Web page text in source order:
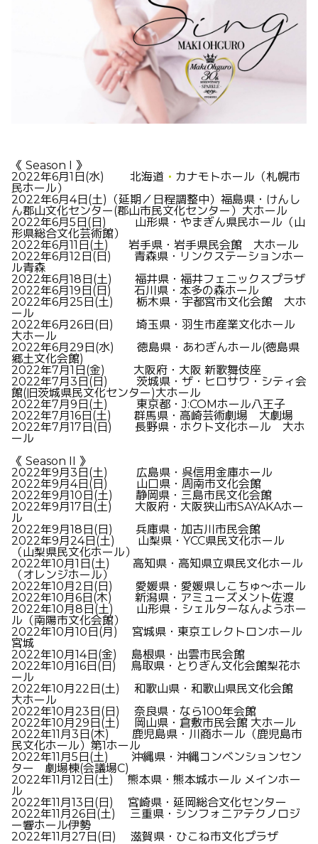
《 Season I 》
2022年6月1 日(水) 北海道 ・ カナモトホール（札幌市
民ホール）
2022年6月4日(土) （延期／日程調整中）福島県・けんし
ん郡山文化センター(郡山市民文化センター）大ホール
2022年6月5日(日)
山形県・やまぎん県民ホール（山
形県総合文化芸術館）
2022年6月11 日(土)
岩手県・岩手県民会館 大ホール
2022年6月12日(日)
青森県・リンクステーションホー
ル青森
2022年6月18日(土)
福井県・福井フェニックスプラザ
2022年6月19日(日)
石川県・本多の森ホール
2022年6月25日(土)
栃木県・宇都宮市文化会館 大ホ
ール
2022年6月26日(日)
埼玉県・羽生市産業文化ホール
大ホール
2022年6月29日(水) 徳島県・あわぎんホール(徳島県
郷土文化会館)
2022年7月1 日(金)
大阪府・大阪 新歌舞伎座
2022年7月3日(日)
茨城県・ザ・ヒロサワ・シティ会
館(旧茨城県民文化センター)大ホール
2022年7月9日(土) 東京都・J:COMホール八王子
2022年7月16日(土)
群馬県・高崎芸術劇場 大劇場
2022年7月17日(日)
長野県・ホクト文化ホール 大ホ
ール
《 Season II 》
2022年9月3日(土)
広島県・呉信用金庫ホール
2022年9月4日(日)
山口県・周南市文化会館
2022年9月10日(土)
静岡県・三島市民文化会館
2022年9月17日(土) 大阪府・大阪狭山市SAYAKAホー
ル
2022年9月18日(日)
兵庫県・加古川市民会館
2022年9月24日(土) 山梨県・ YCC県民文化ホール
（山梨県民文化ホール）
2022年10月1 日(土)
高知県・高知県立県民文化ホール
（オレンジホール）
2022年10月2日(日)
愛媛県・愛媛県しこちゅ～ホール
2022年10月6日(木)
新潟県・アミューズメント佐渡
2022年10月8日(土)
山形県・シェルターなんようホー
ル（南陽市文化会館）
2022年10月10日(月)
宮城県・東京エレクトロンホール
宮城
2022年10月14日(金)
島根県・出雲市民会館
2022年10月16日(日)
鳥取県・とりぎん文化会館梨花ホ
ール
2022年10月22日(土)
和歌山県・和歌山県民文化会館
大ホール
2022年10月23日(日) 奈良県・なら100年会館
2022年10月29日(土)
岡山県・倉敷市民会館 大ホール
2022年11月3日(木)
鹿児島県・川商ホール（鹿児島市
民文化ホール）第1ホール
2022年11月5日(土)
沖縄県・沖縄コンベンションセン
ター 劇場棟(会議場C)
2022年11月12日(土)
熊本県・熊本城ホール メインホー
ル
2022年11月13日(日)
宮崎県・延岡総合文化センター
2022年11月26日(土)
三重県・シンフォニアテクノロジ
ー響ホール伊勢
2022年11月27日(日)
滋賀県・ひこね市文化プラザ